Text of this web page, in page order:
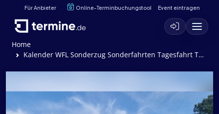
Für Anbieter Online-Terminbuchungstool Event eintragen
Home
Kalender WFL Sonderzug Sonderfahrten Tagesfahrt Tagesausflug Hamburg Hafengeburtstag